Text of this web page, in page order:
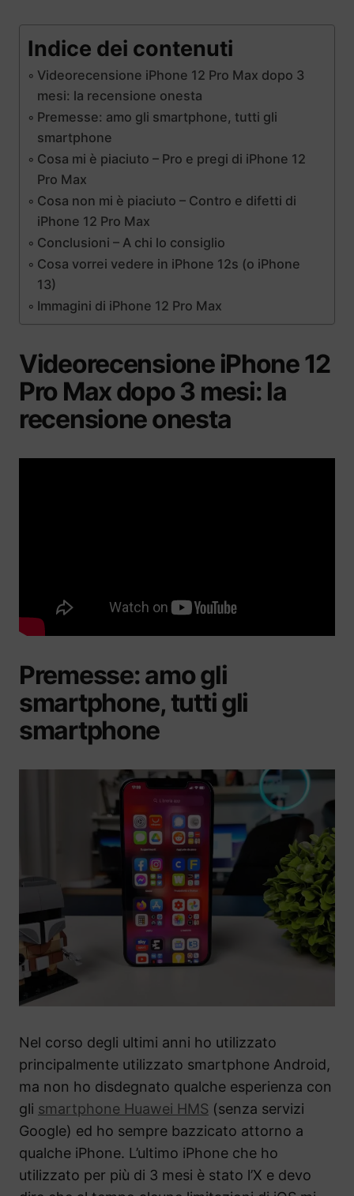
Indice dei contenuti
Videorecensione iPhone 12 Pro Max dopo 3
mesi: la recensione onesta
Premesse: amo gli smartphone, tutti gli
smartphone
Cosa mi è piaciuto – Pro e pregi di iPhone 12
Pro Max
Cosa non mi è piaciuto – Contro e difetti di
iPhone 12 Pro Max
Conclusioni – A chi lo consiglio
Cosa vorrei vedere in iPhone 12s (o iPhone
13)
Immagini di iPhone 12 Pro Max
Videorecensione iPhone 12
Pro Max dopo 3 mesi: la
recensione onesta
Premesse: amo gli
smartphone, tutti gli
smartphone
Nel corso degli ultimi anni ho utilizzato
principalmente utilizzato smartphone Android,
ma non ho disdegnato qualche esperienza con
gli smartphone Huawei HMS (senza servizi
Google) ed ho sempre bazzicato attorno a
qualche iPhone. L’ultimo iPhone che ho
utilizzato per più di 3 mesi è stato l’X e devo